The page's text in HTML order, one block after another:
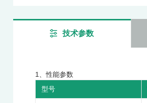
技术参数
1、性能参数
型号